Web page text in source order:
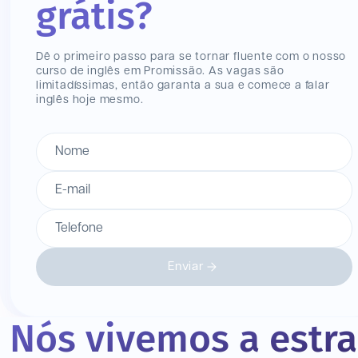
grátis?
Dê o primeiro passo para se tornar fluente com o nosso
curso de inglês em Promissão. As vagas são
limitadíssimas, então garanta a sua e comece a falar
inglês hoje mesmo.
Nome
E-mail
Telefone
Enviar
Nós vivemos a